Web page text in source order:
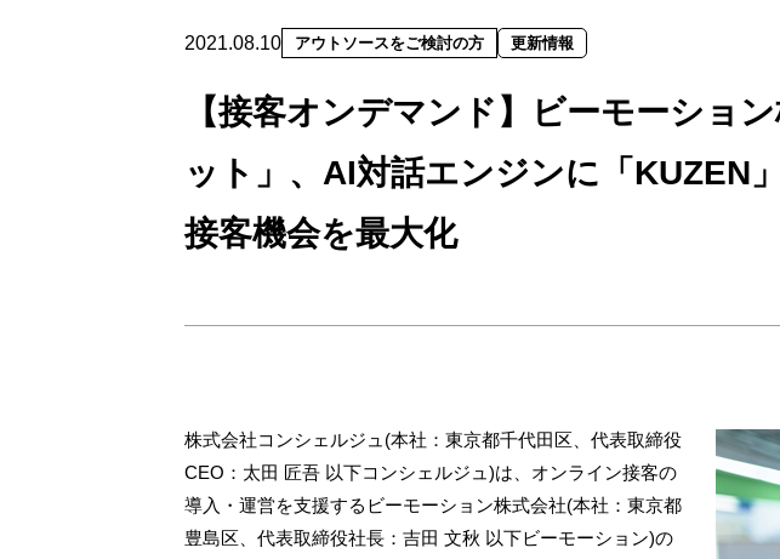
2021.08.10 アウトソースをご検討の方 更新情報
【接客オンデマンド】ビーモーショ
ット」、AI対話エンジンに「KUZEN
接客機会を最大化
株式会社コンシェルジュ(本社：東京都千代田区、代表取締役
CEO：太田 匠吾 以下コンシェルジュ)は、オンライン接客の
導入・運営を支援するビーモーション株式会社(本社：東京都
豊島区、代表取締役社長：吉田 文秋 以下ビーモーション)の